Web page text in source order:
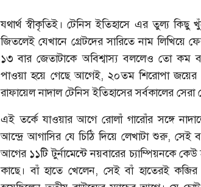
যথার্থ স্বীকৃতিই। টেনিস ইতিহাসে এর তুল্য কিছু
জিতলেই যেখানে গ্রেটদের সারিতে নাম লিখিয়ে
১৩ বার জেতাটাকে অবিশ্বাস্য বললেও তো কম
পাওয়া হয়ে গেছে আগেই, ২০তম শিরোপা জয়ের
রাফায়েল নাদাল টেনিস ইতিহাসের সর্বকালের
এই তর্কে যাওয়ার আগে রোলাঁ গারোঁর সঙ্গে
আন্দ্রে আগাসির যে চিঠি দিয়ে লেখাটা শুরু, সেই
আগের ১১টি টুর্নামেন্টে নয়বারের চ্যাম্পিয়নকে
কাছে। বাঁ হাতে খেলেন, সেই বাঁ হাতেরই